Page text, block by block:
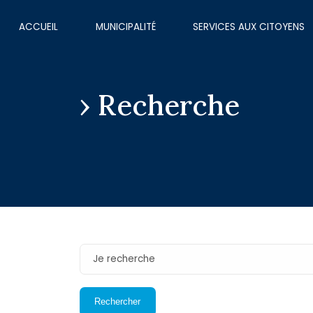
ACCUEIL MUNICIPALITÉ SERVICES AUX CITOYENS
Recherche
Je recherche